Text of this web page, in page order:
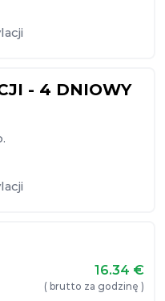
- 4 DNIOWY
16.34 €
( brutto za godzinę )